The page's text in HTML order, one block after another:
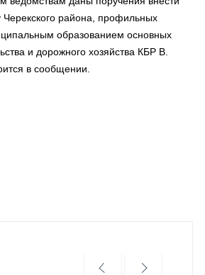
Черекского района, профильных
образованием основных
и дорожного хозяйства КБР В.
в сообщении.